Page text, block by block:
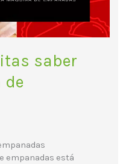
saber
de
empanadas está